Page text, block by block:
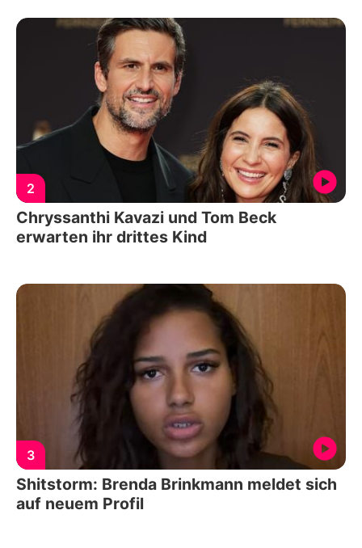
2
Chryssanthi Kavazi und Tom Beck
erwarten ihr drittes Kind
3
Shitstorm: Brenda Brinkmann meldet sich
auf neuem Profil